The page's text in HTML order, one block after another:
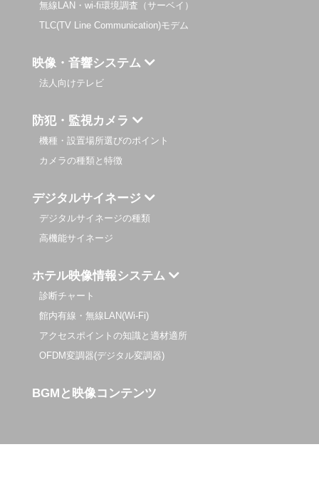
無線LAN・wi-fi環境調査（サーベイ）
TLC(TV Line Communication)モデム
映像・音響システム
法人向けテレビ
防犯・監視カメラ
機種・設置場所選びのポイント
カメラの種類と特徴
デジタルサイネージ
デジタルサイネージの種類
高機能サイネージ
ホテル映像情報システム
診断チャート
館内有線・無線LAN(Wi-Fi)
アクセスポイントの知識と適材適所
OFDM変調器(デジタル変調器)
BGMと映像コンテンツ